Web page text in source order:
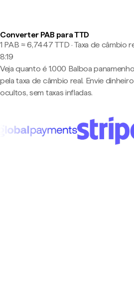
Converter PAB para TTD
1 PAB ≈ 6,7447 TTD · Taxa de câmbio
8:19
Veja quanto é 1.000 Balboa
pela taxa de câmbio real. Envie
ocultos, sem taxas infladas.